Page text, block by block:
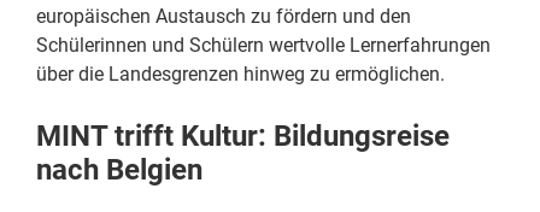
europäischen Austausch zu fördern und den
Schülerinnen und Schülern wertvolle Lernerfahrungen
über die Landesgrenzen hinweg zu ermöglichen.
MINT trifft Kultur: Bildungsreise
nach Belgien